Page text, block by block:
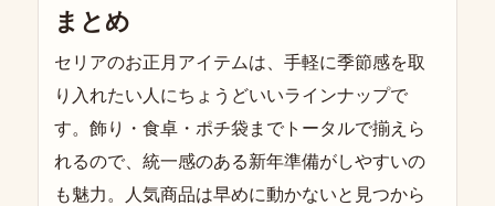
まとめ
セリアのお正月アイテムは、手軽に季節感を取
り入れたい人にちょうどいいラインナップで
す。飾り・食卓・ポチ袋までトータルで揃えら
れるので、統一感のある新年準備がしやすいの
も魅力。人気商品は早めに動かないと見つから